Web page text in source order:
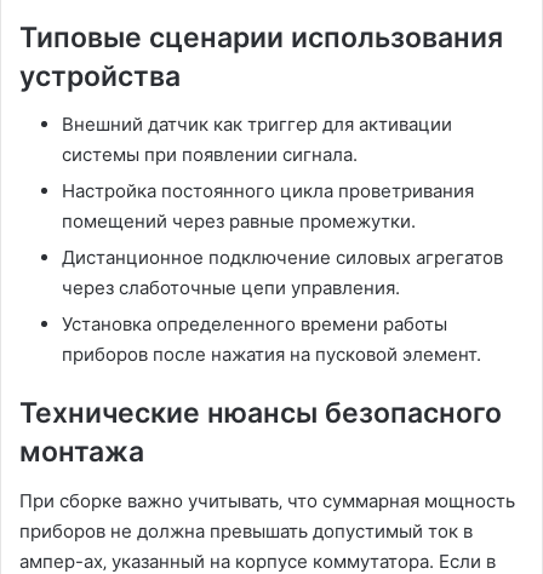
Типовые сценарии использования
устройства
Внешний датчик как триггер для активации
системы при появлении сигнала.
Настройка постоянного цикла проветривания
помещений через равные промежутки.
Дистанционное подключение силовых агрегатов
через слаботочные цепи управления.
Установка определенного времени работы
приборов после нажатия на пусковой элемент.
Технические нюансы безопасного
монтажа
При сборке важно учитывать‚ что суммарная мощность
приборов не должна превышать допустимый ток в
ампер-ах‚ указанный на корпусе коммутатора. Если в